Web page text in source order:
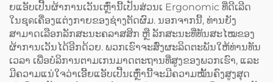
ຍແອັບເປີ້ນຜ້າການເວັນເຫຼົ່ານີ້ເປັນສ່ວນເ Ergonomic ທີ່ດີເລີດ
ໃນຊุดເຄື່ອງແຕ່ງກາຍຂອງຊ່າງຕັດຜົມ. ນອກຈາກນີ້, ທ່ານຍັງ
ສາມາດເລືອກລັກສະນະຄລາສສິກ ຫຼື ລັກສະນະທີ່ທັນສະໄໝຂອງ
ຜ້າການເວັນໄດ້ອີກດ້ວຍ. ພວກເຮົາຈະສົ່ງຜະລິດຕະພັນໃຫ້ທ່ານທັນ
ເວລາ ເພື່ອບໍລິການຕາມເກນມາດຕະຖານທີ່ສູງຂອງພວກເຮົາ, ແລະ
ມີຄວາມແນ່ໃຈວ່າເອີ້ຍແອັບເປີ້ນເຫຼົ່ານີ້ຈະມີຄວາມໝັ້ນຄົງສູງສຸດ